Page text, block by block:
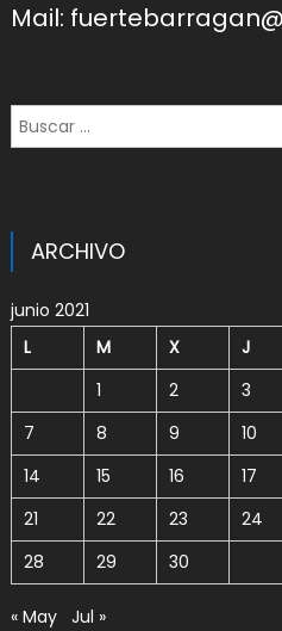
Mail:
Buscar:
ARCHIVO
junio 2021
L
M X J
1
2 3
7
8 9 10
14
15 16 17
21
22 23 24
28
29 30
« May Jul »